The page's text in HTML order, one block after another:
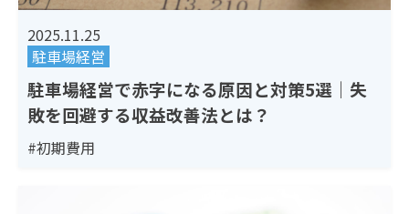
2025.11.25
駐車場経営
駐車場経営で赤字になる原因と対策5選｜失
敗を回避する収益改善法とは？
#初期費用